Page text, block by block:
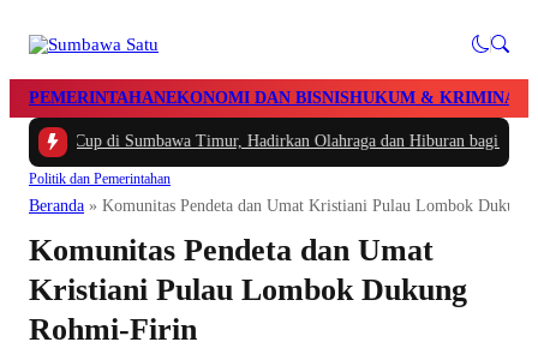
PEMERINTAHANEKONOMI DAN BISNISHUKUM & KRIMINAL
Cup di Sumbawa Timur, Hadirkan Olahraga dan Hiburan bagi Rakyat
Politik dan Pemerintahan
Beranda » Komunitas Pendeta dan Umat Kristiani Pulau Lombok
Komunitas Pendeta dan Umat
Kristiani Pulau Lombok Dukung
Rohmi-Firin